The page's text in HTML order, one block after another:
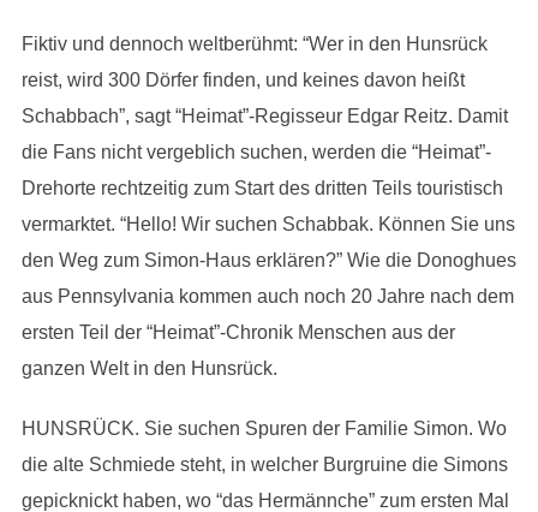
Fiktiv und dennoch weltberühmt: “Wer in den Hunsrück
reist, wird 300 Dörfer finden, und keines davon heißt
Schabbach”, sagt “Heimat”-Regisseur Edgar Reitz. Damit
die Fans nicht vergeblich suchen, werden die “Heimat”-
Drehorte rechtzeitig zum Start des dritten Teils touristisch
vermarktet. “Hello! Wir suchen Schabbak. Können Sie uns
den Weg zum Simon-Haus erklären?” Wie die Donoghues
aus Pennsylvania kommen auch noch 20 Jahre nach dem
ersten Teil der “Heimat”-Chronik Menschen aus der
ganzen Welt in den Hunsrück.
HUNSRÜCK. Sie suchen Spuren der Familie Simon. Wo
die alte Schmiede steht, in welcher Burgruine die Simons
gepicknickt haben, wo “das Hermännche” zum ersten Mal